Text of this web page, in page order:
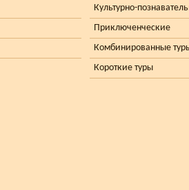
Культурно-
Приключенческие
Комбинированные
Короткие туры